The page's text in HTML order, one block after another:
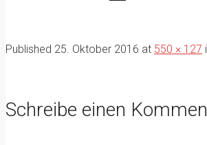
Published 25. Oktober 2016 at 550 × 127
Schreibe einen